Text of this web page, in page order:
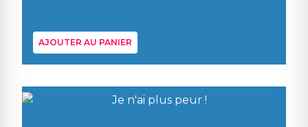
AJOUTER AU PANIER